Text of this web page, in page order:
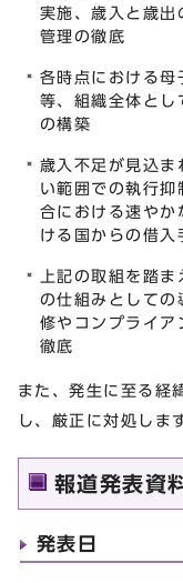
実施、歳入と歳出
管理の徹底
各時点における母
等、組織全体とし
の構築
歳入不足が見込ま
い範囲での執行抑
合における速やか
ける国からの借入
上記の取組を踏
の仕組みとしての
修やコンプライア
徹底
また、発生に至る経
し、厳正に対処しま
報道発表資
発表日